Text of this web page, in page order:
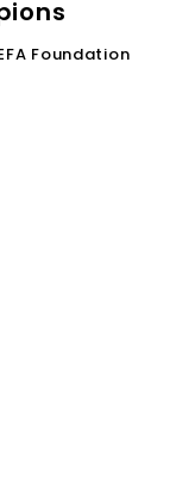
Foundation